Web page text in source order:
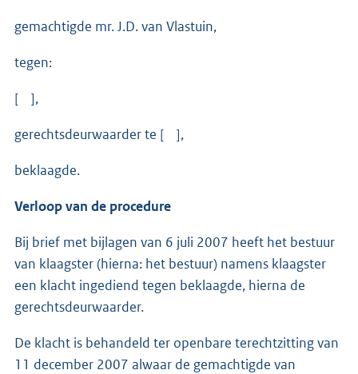
gemachtigde mr. J.D. van Vlastuin,
tegen:
[ ],
gerechtsdeurwaarder te [ ],
beklaagde.
Verloop van de procedure
Bij brief met bijlagen van 6 juli 2007 heeft het bestuur
van klaagster (hierna: het bestuur) namens klaagster
een klacht ingediend tegen beklaagde, hierna de
gerechtsdeurwaarder.
De klacht is behandeld ter openbare terechtzitting van
11 december 2007 alwaar de gemachtigde van